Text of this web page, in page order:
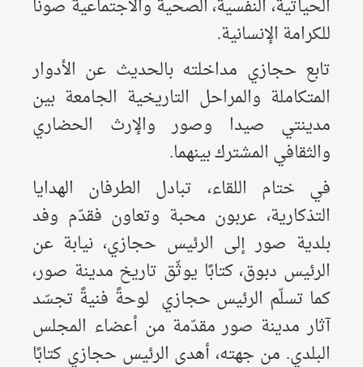
الحياتية، النفسية، الصحية والاجتماعية صوناً
للكرامة الإنسانية.
تابع حجازي مداخلته بالحديث عن الأدوار
المتكاملة والمراحل التاريخية الجامعة بين
مدينتي صيدا وصور والإرث الحضاري
والثقافي المشترك بينهما.
في ختام اللقاء، تبادل الطرفان الهدايا
التذكارية، عربون محبة وتعاون فقدّم وفد
بلدية صور إلى الرئيس حجازي، نيابة عن
الرئيس دبوق، كتابًا يوثّق تاريخ مدينة صور،
كما تسلّم الرئيس حجازي لوحةً فنيةً تجسّد
آثار مدينة صور مقدّمة من أعضاء المجلس
البلدي. من جهته، أهدى الرئيس حجازي كتابًا